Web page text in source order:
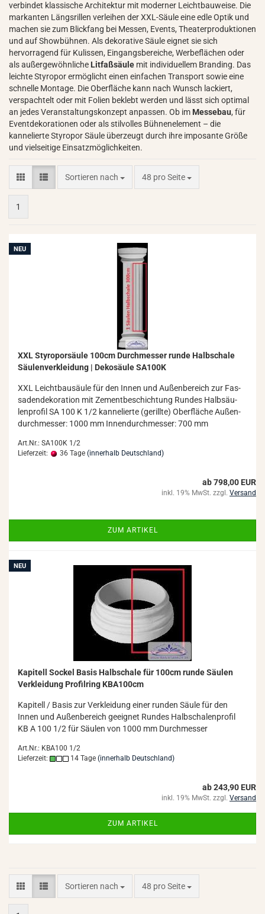
verbindet klassische Architektur mit moderner Leichtbauweise. Die
markanten Längsrillen verleihen der XXL-Säule eine edle Optik und
machen sie zum Blickfang bei Messen, Events, Theaterproduktionen
und auf Showbühnen. Als dekorative Säule eignet sie sich
hervorragend für Kulissen, Eingangsbereiche, Werbeflächen oder
als außergewöhnliche Litfaßsäule mit individuellem Branding. Das
leichte Styropor ermöglicht einen einfachen Transport sowie eine
schnelle Montage. Die Oberfläche kann nach Wunsch lackiert,
verspachtelt oder mit Folien beklebt werden und lässt sich optimal
an jedes Veranstaltungskonzept anpassen. Ob im Messebau, für
Eventdekorationen oder als stilvolles Bühnenelement – die
kannelierte Styropor Säule überzeugt durch ihre imposante Größe
und vielseitige Einsatzmöglichkeiten.
Sortieren nach
Sortieren nach 48 pro Seite
pro Seite
1
NEU
XXL Sty­ro­por­säu­le 100cm Durch­mes­ser runde Halb­scha­le
Säu­len­ver­klei­dung | De­ko­säu­le SA100K
XXL Leicht­bau­säu­le für den Innen und Au­ßen­be­reich zur Fas­
sa­den­de­ko­ra­ti­on mit Ze­ment­be­schich­tung Run­des Halb­säu­
len­pro­fil SA 100 K 1/2 kan­ne­lier­te (ge­rill­te) Ober­flä­che Au­ßen­
durch­mes­ser: 1000 mm In­nen­durch­mes­ser: 700 mm
Art.Nr.: SA100K 1/2
Lieferzeit:
36 Tage (innerhalb Deutschland)
ab 798,00 EUR
inkl. 19% MwSt. zzgl. Versand
ZUM ARTIKEL
NEU
Ka­pi­tell So­ckel Basis Halb­scha­le für 100cm runde Säu­len
Ver­klei­dung Pro­fil­ring KBA100cm
Ka­pi­tell / Basis zur Ver­klei­dung einer run­den Säule für den
Innen und Au­ßen­be­reich ge­eig­net Run­des Halb­scha­len­pro­fil
KB A 100 1/2 für Säu­len von 1000 mm Durch­mes­ser
Art.Nr.: KBA100 1/2
Lieferzeit:
14 Tage (innerhalb Deutschland)
ab 243,90 EUR
inkl. 19% MwSt. zzgl. Versand
ZUM ARTIKEL
Sortieren nach
Sortieren nach 48 pro Seite
pro Seite